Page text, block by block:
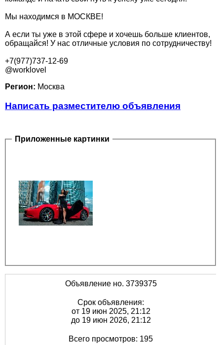
Мы находимся в МОСКВЕ!
А если ты уже в этой сфере и хочешь больше клиентов,
обращайся! У нас отличные условия по сотрудничеству!
+7(977)737-12-69
@worklovel
Регион: Москва
Написать разместителю объявления
Приложенные картинки
Объявление но. 3739375
Срок объявления:
от 19 июн 2025, 21:12
до 19 июн 2026, 21:12
Всего просмотров: 195